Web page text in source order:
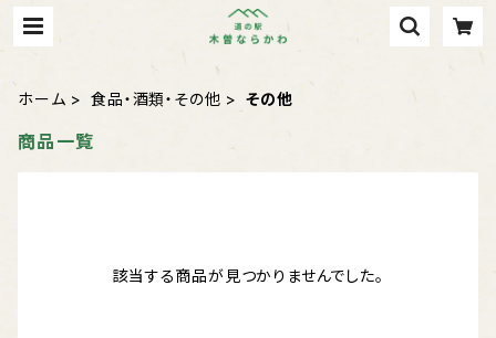
ホーム 食品・酒類・その他 その他
商品一覧
該当する商品が見つかりませんでした。